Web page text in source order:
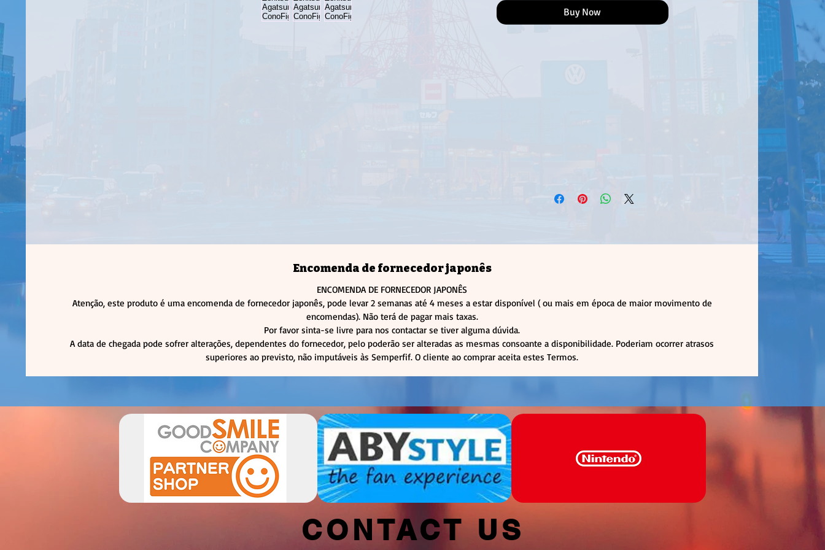
Buy Now
Encomenda de fornecedor japonês
ENCOMENDA DE FORNECEDOR JAPONÊS
Atenção, este produto é uma encomenda de fornecedor japonês, pode levar 2 semanas até 4 meses a estar disponível ( ou mais em época de maior movimento de
encomendas). Não terá de pagar mais taxas.
Por favor sinta-se livre para nos contactar se tiver alguma dúvida.
A data de chegada pode sofrer alterações, dependentes do fornecedor, pelo poderão ser alteradas as mesmas consoante a disponibilidade. Poderiam ocorrer atrasos
superiores ao previsto, não imputáveis às Semperfif. O cliente ao comprar aceita estes Termos.
CONTACT US